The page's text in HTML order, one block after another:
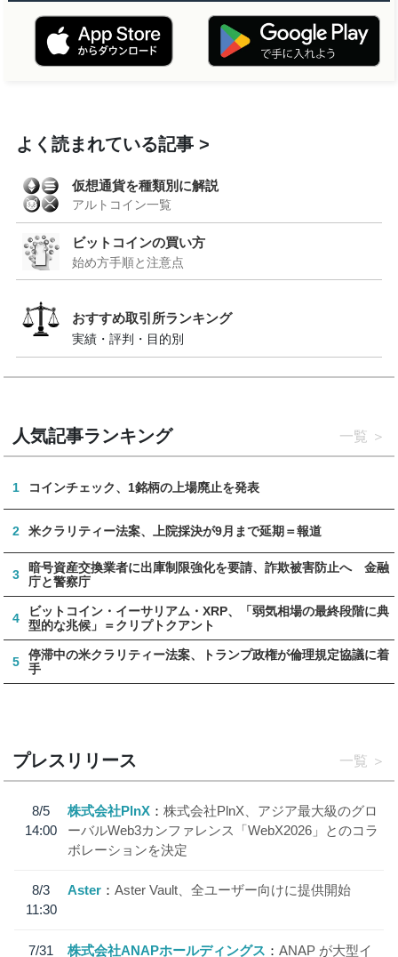
よく読まれている記事
仮想通貨を種類別に解説
アルトコイン一覧
ビットコインの買い方
始め方手順と注意点
おすすめ取引所ランキング
実績・評判・目的別
人気記事ランキング 一覧
1 コインチェック、1銘柄の上場廃止を発表
2 米クラリティー法案、上院採決が9月まで延期＝報道
3
暗号資産交換業者に出庫制限強化を要請、詐欺被害防止へ 金融
庁と警察庁
4
ビットコイン・イーサリアム・XRP、「弱気相場の最終段階に典
型的な兆候」＝クリプトクアント
5
停滞中の米クラリティー法案、トランプ政権が倫理規定協議に着
手
プレスリリース 一覧
8/5
14:00
株式会社PlnX
株式会社PlnX、アジア最大級のグロ
ーバルWeb3カンファレンス「WebX2026」とのコラ
ボレーションを決定
8/3
11:30
Aster Aster Vault、全ユーザー向けに提供開始
7/31
株式会社ANAPホールディングス
ANAP が大型イ